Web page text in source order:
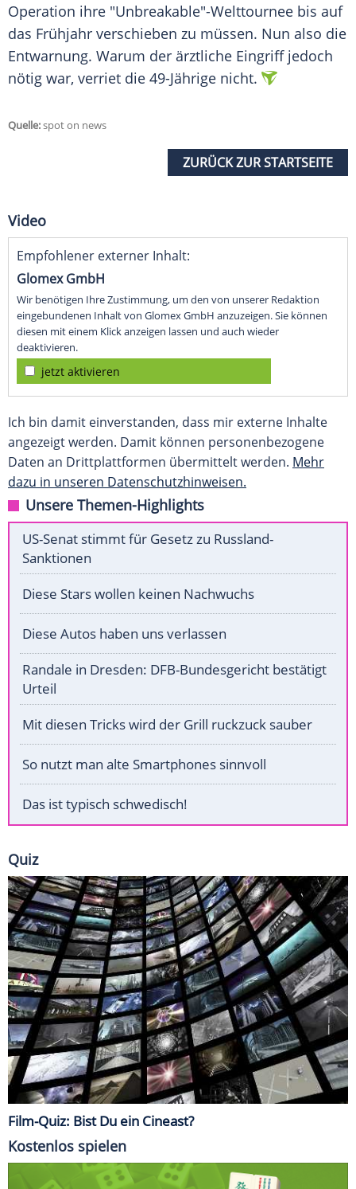
Operation ihre "Unbreakable"-Welttournee bis auf
das Frühjahr verschieben zu müssen. Nun also die
Entwarnung. Warum der ärztliche Eingriff jedoch
nötig war, verriet die 49-Jährige nicht.
Quelle:spot on news
ZURÜCK ZUR STARTSEITE
Video
Empfohlener externer Inhalt:
Glomex GmbH
Wir benötigen Ihre Zustimmung, um den von unserer Redaktion
eingebundenen Inhalt von Glomex GmbH anzuzeigen. Sie können
diesen mit einem Klick anzeigen lassen und auch wieder
deaktivieren.
jetzt aktivieren
Ich bin damit einverstanden, dass mir externe Inhalte
angezeigt werden. Damit können personenbezogene
Daten an Drittplattformen übermittelt werden. Mehr
dazu in unseren Datenschutzhinweisen.
Unsere Themen-Highlights
US-Senat stimmt für Gesetz zu Russland-
Sanktionen
Diese Stars wollen keinen Nachwuchs
Diese Autos haben uns verlassen
Randale in Dresden: DFB-Bundesgericht bestätigt
Urteil
Mit diesen Tricks wird der Grill ruckzuck sauber
So nutzt man alte Smartphones sinnvoll
Das ist typisch schwedisch!
Quiz
Film-Quiz: Bist Du ein Cineast?
Kostenlos spielen